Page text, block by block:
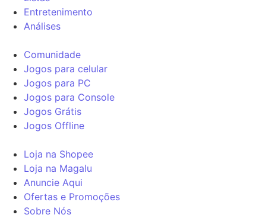
Entretenimento
Análises
Comunidade
Jogos para celular
Jogos para PC
Jogos para Console
Jogos Grátis
Jogos Offline
Loja na Shopee
Loja na Magalu
Anuncie Aqui
Ofertas e Promoções
Sobre Nós